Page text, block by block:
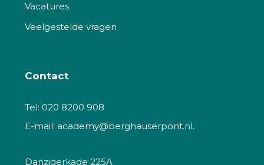
Vacatures
Veelgestelde vragen
Contact
Tel: 020 8200 908
E-mail: academy@berghauserpont.nl.
Danzigerkade 225A